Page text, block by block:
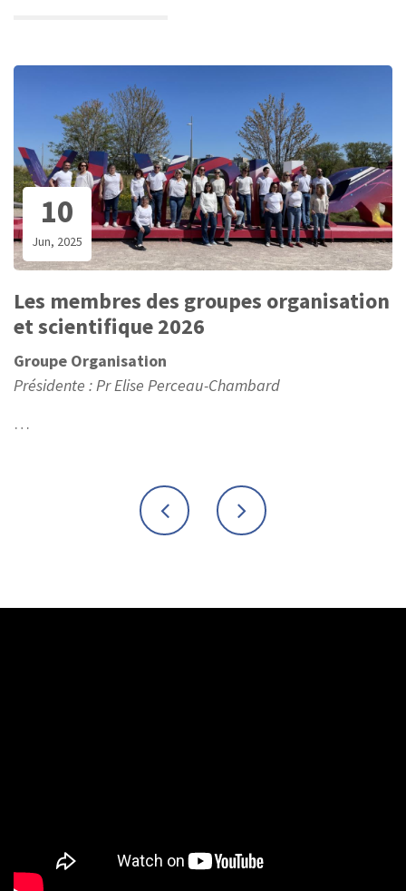
10
Jun, 2025
Les membres des groupes organisation
et scientifique 2026
Groupe Organisation
Présidente : Pr Elise Perceau-Chambard
…